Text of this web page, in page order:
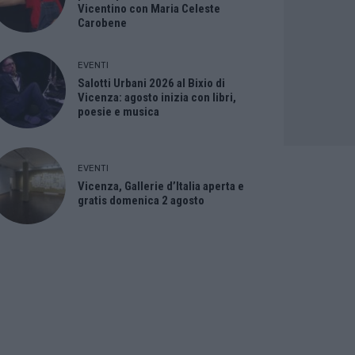
Vicentino con Maria Celeste
Carobene
EVENTI
Salotti Urbani 2026 al Bixio di
Vicenza: agosto inizia con libri,
poesie e musica
EVENTI
Vicenza, Gallerie d’Italia aperta e
gratis domenica 2 agosto